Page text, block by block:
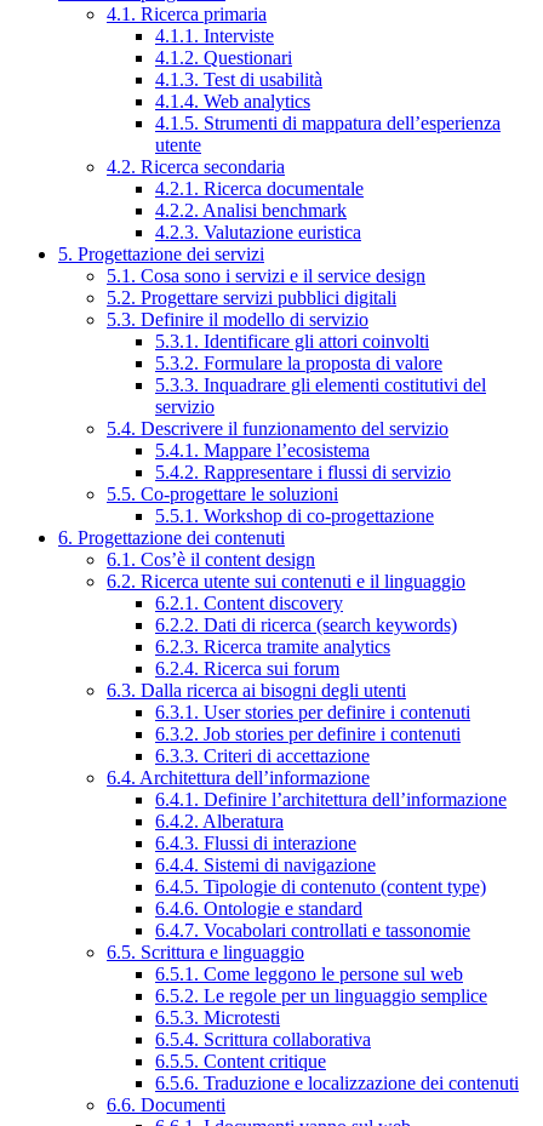
4.1. Ricerca primaria
4.1.1. Interviste
4.1.2. Questionari
4.1.3. Test di usabilità
4.1.4. Web analytics
4.1.5. Strumenti di mappatura dell’esperienza
utente
4.2. Ricerca secondaria
4.2.1. Ricerca documentale
4.2.2. Analisi benchmark
4.2.3. Valutazione euristica
5. Progettazione dei servizi
5.1. Cosa sono i servizi e il service design
5.2. Progettare servizi pubblici digitali
5.3. Definire il modello di servizio
5.3.1. Identificare gli attori coinvolti
5.3.2. Formulare la proposta di valore
5.3.3. Inquadrare gli elementi costitutivi del
servizio
5.4. Descrivere il funzionamento del servizio
5.4.1. Mappare l’ecosistema
5.4.2. Rappresentare i flussi di servizio
5.5. Co-progettare le soluzioni
5.5.1. Workshop di co-progettazione
6. Progettazione dei contenuti
6.1. Cos’è il content design
6.2. Ricerca utente sui contenuti e il linguaggio
6.2.1. Content discovery
6.2.2. Dati di ricerca (search keywords)
6.2.3. Ricerca tramite analytics
6.2.4. Ricerca sui forum
6.3. Dalla ricerca ai bisogni degli utenti
6.3.1. User stories per definire i contenuti
6.3.2. Job stories per definire i contenuti
6.3.3. Criteri di accettazione
6.4. Architettura dell’informazione
6.4.1. Definire l’architettura dell’informazione
6.4.2. Alberatura
6.4.3. Flussi di interazione
6.4.4. Sistemi di navigazione
6.4.5. Tipologie di contenuto (content type)
6.4.6. Ontologie e standard
6.4.7. Vocabolari controllati e tassonomie
6.5. Scrittura e linguaggio
6.5.1. Come leggono le persone sul web
6.5.2. Le regole per un linguaggio semplice
6.5.3. Microtesti
6.5.4. Scrittura collaborativa
6.5.5. Content critique
6.5.6. Traduzione e localizzazione dei contenuti
6.6. Documenti